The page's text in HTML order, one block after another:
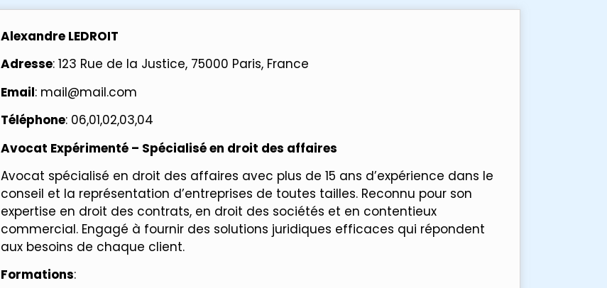
Alexandre LEDROIT
Adresse: 123 Rue de la Justice, 75000 Paris, France
Email: mail@mail.com
Téléphone: 06,01,02,03,04
Avocat Expérimenté – Spécialisé en droit des affaires
Avocat spécialisé en droit des affaires avec plus de 15 ans d’expérience dans le
conseil et la représentation d’entreprises de toutes tailles. Reconnu pour son
expertise en droit des contrats, en droit des sociétés et en contentieux
commercial. Engagé à fournir des solutions juridiques efficaces qui répondent
aux besoins de chaque client.
Formations: